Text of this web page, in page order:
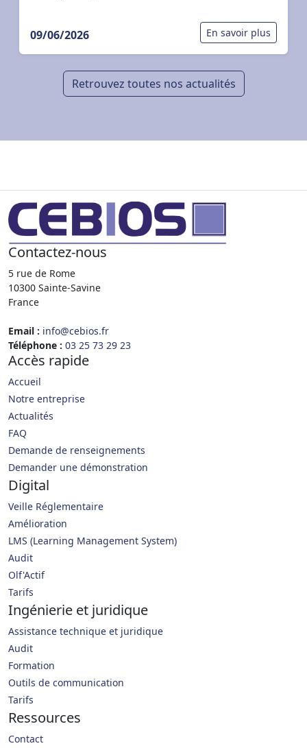
09/06/2026 En savoir plus
Retrouvez toutes nos actualités
Contactez-nous
5 rue de Rome
10300 Sainte-Savine
France
Email : info@cebios.fr
Téléphone : 03 25 73 29 23
Accès rapide
Accueil
Notre entreprise
Actualités
FAQ
Demande de renseignements
Demander une démonstration
Digital
Veille Réglementaire
Amélioration
LMS (Learning Management System)
Audit
Olf'Actif
Tarifs
Ingénierie et juridique
Assistance technique et juridique
Audit
Formation
Outils de communication
Tarifs
Ressources
Contact